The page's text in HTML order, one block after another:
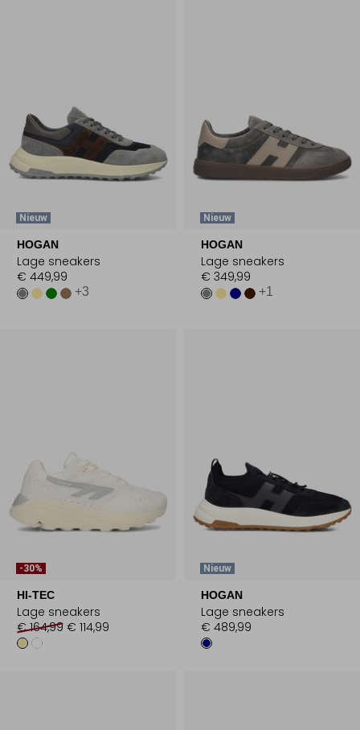
Nieuw
HOGAN
Lage sneakers
€ 449,99
+3
Nieuw
HOGAN
Lage sneakers
€ 349,99
+1
-30%
HI-TEC
Lage sneakers
€ 164,99 € 114,99
Nieuw
HOGAN
Lage sneakers
€ 489,99